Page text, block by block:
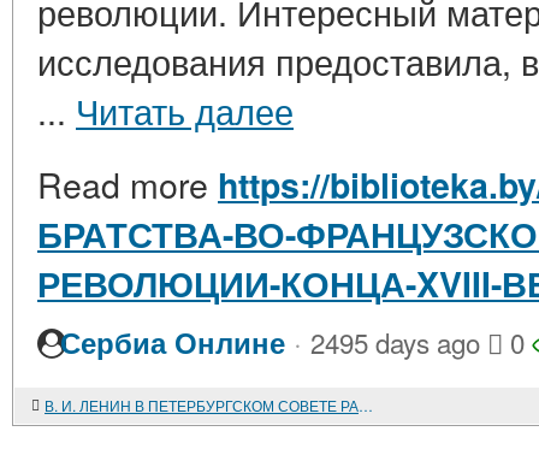
революции. Интересный
исследования предоставила,
... Читать далее
Read more https://
БРАТСТВА-ВО-
РЕВОЛЮЦИИ-КОНЦА-XVIII-
Сербиа Онлине · 2495 days ago 0
В. И. ЛЕНИН В ПЕТЕРБУРГСКОМ СОВЕТЕ РАБОЧИХ ДЕПУТАТОВ